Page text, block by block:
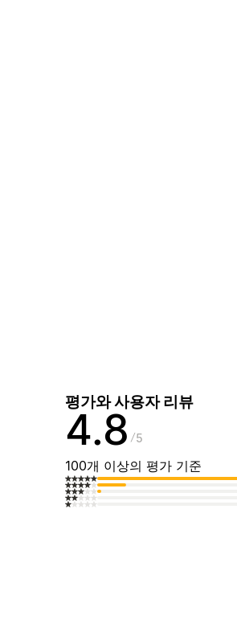
평가와 사용자 리뷰
4.8 5
100개 이상의 평가 기준